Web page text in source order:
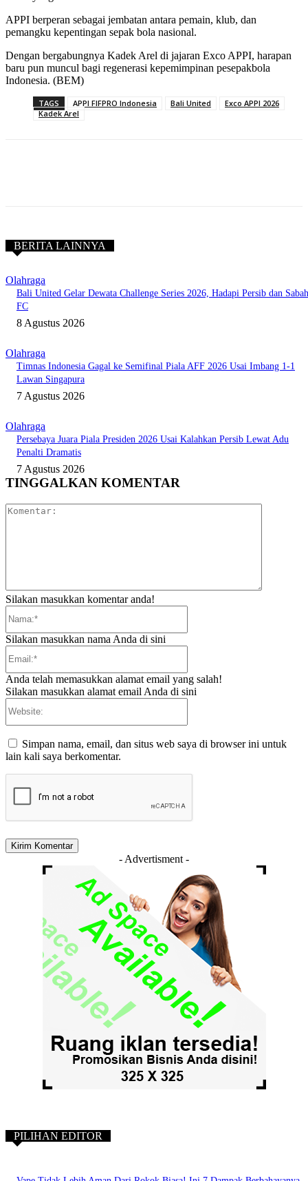
APPI berperan sebagai jembatan antara pemain, klub, dan
pemangku kepentingan sepak bola nasional.
Dengan bergabungnya Kadek Arel di jajaran Exco APPI, harapan
baru pun muncul bagi regenerasi kepemimpinan pesepakbola
Indonesia. (BEM)
TAGS APPI FIFPRO Indonesia Bali United
Exco APPI 2026
Kadek Arel
BERITA LAINNYA
Olahraga
Bali United Gelar Dewata Challenge Series 2026, Hadapi Persib dan Sabah
FC
8 Agustus 2026
Olahraga
Timnas Indonesia Gagal ke Semifinal Piala AFF 2026 Usai Imbang 1-1
Lawan Singapura
7 Agustus 2026
Olahraga
Persebaya Juara Piala Presiden 2026 Usai Kalahkan Persib Lewat Adu
Penalti Dramatis
7 Agustus 2026
TINGGALKAN KOMENTAR
Silakan masukkan komentar anda!
Silakan masukkan nama Anda di sini
Anda telah memasukkan alamat email yang salah!
Silakan masukkan alamat email Anda di sini
Simpan nama, email, dan situs web saya di browser ini untuk
lain kali saya berkomentar.
- Advertisment -
PILIHAN EDITOR